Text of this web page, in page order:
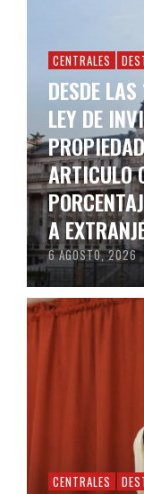
CENTRALES
DESDE
LEY DE
ARTICULO
A
6 AGOSTO, 2026
CENTRALES